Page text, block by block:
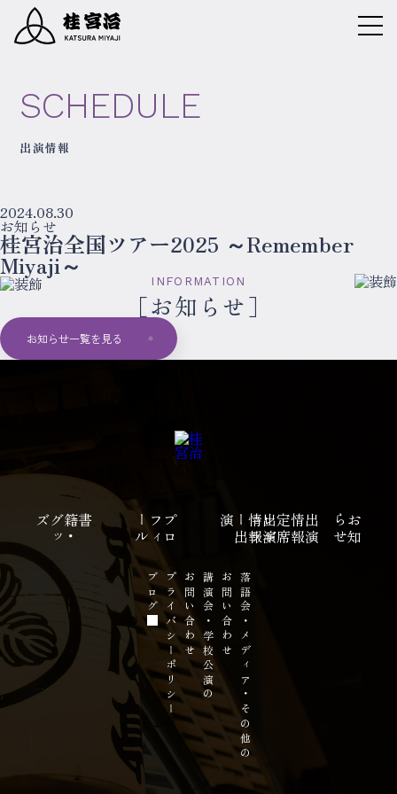
SCHEDULE
出演情報
2024.08.30
お知らせ
桂宮治全国ツアー2025 ～Remember
Miyaji～
INFORMATION
お知らせ
お知らせ一覧を見る
お
知
ら
せ
出
演
情
報
定
席
出
演
情
報レ
ギ
ュ
ラ
ー
出
演
プ
ロ
フ
ィ
ー
ル
書籍
・
グ
ッ
ズ
落語会・メディア・その他の
お問い合わせ
講演会・学校公演の
お問い合わせ
プライバシーポリシー
ブログ